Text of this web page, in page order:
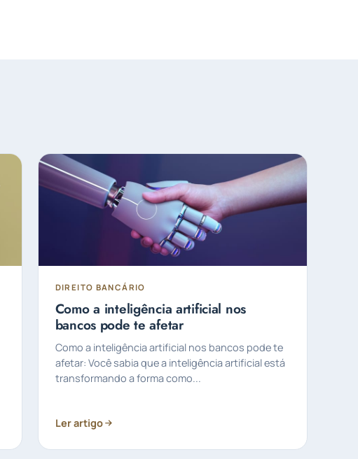
DIREITO BANCÁRIO
Como a inteligência artificial nos
bancos pode te afetar
Como a inteligência artificial nos bancos pode te
afetar: Você sabia que a inteligência artificial está
transformando a forma como...
Ler artigo